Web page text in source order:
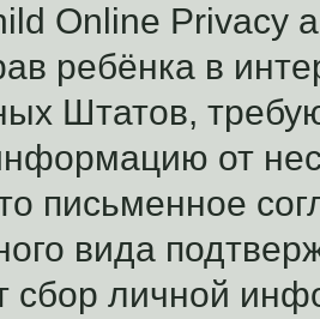
Online Privacy
ребёнка в
Штатов,
от
письменное
вида
сбор личной